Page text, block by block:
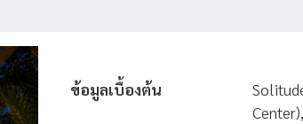
ข้อมูลเบื้องต้น